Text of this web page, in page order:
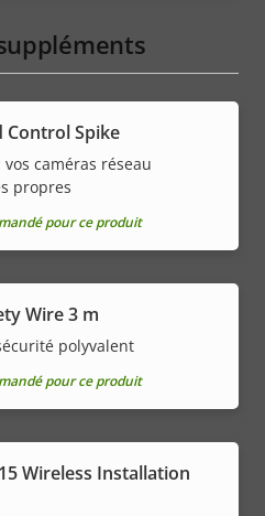
Control Spike
vos caméras réseau
propres
pour ce produit
Wire 3 m
polyvalent
pour ce produit
Wireless Installation